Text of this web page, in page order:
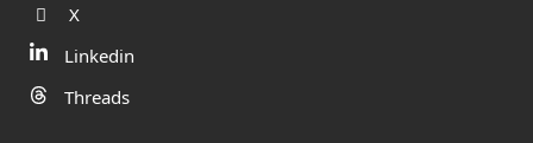
X
Linkedin
Threads